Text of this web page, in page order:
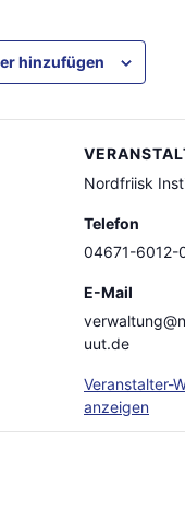
hinzufügen
Nordfriisk
Telefon
04671-6012-
E-Mail
uut.de
Veranstalter-
anzeigen